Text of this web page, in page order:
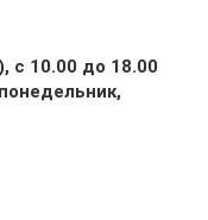
с 10.00 до 18.00